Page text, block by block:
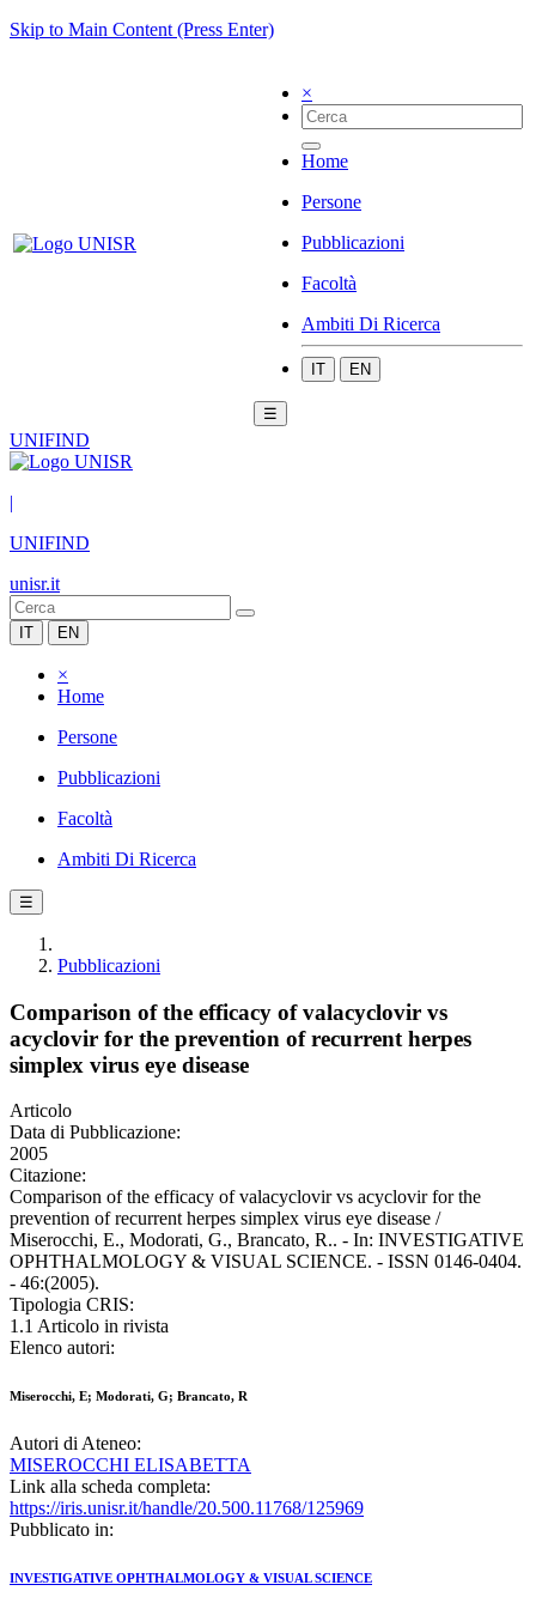
Skip to Main Content (Press Enter)
×
Home
Persone
Pubblicazioni
Facoltà
Ambiti Di Ricerca
IT EN
☰
UNIFIND
|
UNIFIND
unisr.it
IT EN
×
Home
Persone
Pubblicazioni
Facoltà
Ambiti Di Ricerca
☰
Pubblicazioni
Comparison of the efficacy of valacyclovir vs
acyclovir for the prevention of recurrent herpes
simplex virus eye disease
Articolo
Data di Pubblicazione:
2005
Citazione:
Comparison of the efficacy of valacyclovir vs acyclovir for the
prevention of recurrent herpes simplex virus eye disease /
Miserocchi, E., Modorati, G., Brancato, R.. - In: INVESTIGATIVE
OPHTHALMOLOGY & VISUAL SCIENCE. - ISSN 0146-0404.
- 46:(2005).
Tipologia CRIS:
1.1 Articolo in rivista
Elenco autori:
Miserocchi, E; Modorati, G; Brancato, R
Autori di Ateneo:
MISEROCCHI ELISABETTA
Link alla scheda completa:
https://iris.unisr.it/handle/20.500.11768/125969
Pubblicato in:
INVESTIGATIVE OPHTHALMOLOGY & VISUAL SCIENCE